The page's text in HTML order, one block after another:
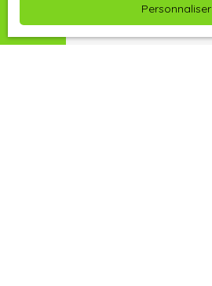
Personnaliser